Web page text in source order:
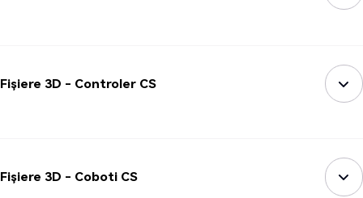
Fișiere 3D - Controler CS
Fișiere 3D - Coboti CS